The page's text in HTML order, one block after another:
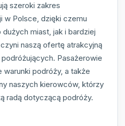
szeroki zakres
w Polsce, dzięki czemu
miast, jak i bardziej
naszą ofertę atrakcyjną
Pasażerowie
podróży, a także
naszych kierowców, którzy
radą dotyczącą podróży.